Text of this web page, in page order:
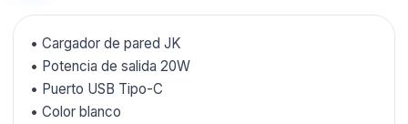
• Cargador de pared JK
• Potencia de salida 20W
• Puerto USB Tipo-C
• Color blanco